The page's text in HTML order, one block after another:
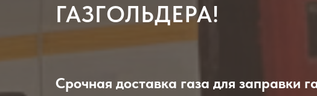
ГАЗГОЛЬДЕРА!
Срочная доставка газа для заправки